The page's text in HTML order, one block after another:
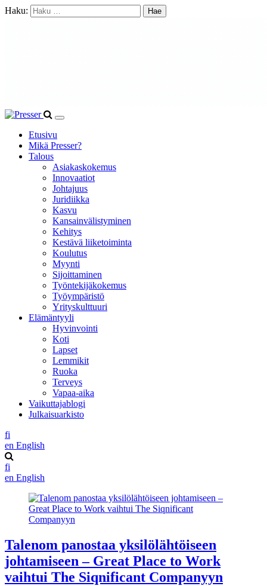
Haku:
Etusivu
Mikä Presser?
Talous
Asiakaskokemus
Innovaatiot
Johtajuus
Juridiikka
Kasvu
Kansainvälistyminen
Kehitys
Kestävä liiketoiminta
Koulutus
Myynti
Sijoittaminen
Työntekijäkokemus
Työympäristö
Yrityskulttuuri
Elämäntyyli
Hyvinvointi
Koti
Lapset
Lemmikit
Ruoka
Terveys
Vapaa-aika
Vaikuttajablogi
Julkaisuarkisto
fi
en English
fi
en English
Talenom panostaa yksilölähtöiseen
johtamiseen – Great Place to Work
vaihtui The Siqnificant Companyyn